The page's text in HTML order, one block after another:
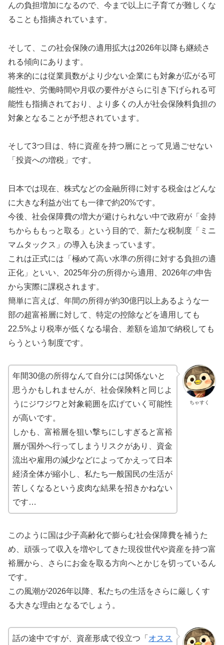
んの負担増加になるので、今まで以上に子育てが難しくな
ることも指摘されています。
そして、この社会保険の適用拡大は2026年以降も継続さ
れる傾向にあります。
将来的には従業員数がより少ない企業にも対象が広がる可
能性や、労働時間や月収の要件がさらに引き下げられる可
能性も指摘されており、より多くの人が社会保険料負担の
対象となることが予想されています。
そして3つ目は、特に資産を持つ層にとって見過ごせない
「投資への増税」です。
日本では現在、株式などの金融所得に対する税金はどんな
に大きな利益が出ても一律で約20%です。
今後、社会保障費の増大が避けられない中で政府が「金持
ちからももっと取る」という目的で、新たな税制度「ミニ
マムタックス」の導入も決まっています。
これは正式には「極めて高い水準の所得に対する負担の適
正化」といい、2025年分の所得から適用、2026年の申告
から実際に課税されます。
簡単に言えば、年間の所得が約30億円以上あるような一
部の超富裕層に対して、特定の控除などを適用しても
22.5%より税率が低くなる場合、差額を追加で納税しても
らうという制度です。
ちゃすく
年間30億の所得なんて自分には関係ないと
思うかもしれませんが、社会保険料と同じよ
うにジワジワと対象範囲を広げていく可能性
が高いです。
しかも、富裕層を狙い撃ちにしすぎると富裕
層が国外へ行ってしまうリスクがあり、資金
流出や雇用の減少などによってかえって日本
経済全体が縮小し、私たち一般国民の生活が
苦しくなるという皮肉な結果を招きかねない
です…
このように国は少子高齢化で膨らむ社会保障費を補うた
め、頑張って収入を増やしてきた現役世代や資産を持つ富
裕層から、さらにお金を取る方向へとかじを切っているん
です。
この風潮が2026年以降、私たちの生活をさらに厳しくす
る大きな理由となるでしょう。
話の途中ですが、資産形成で役立つ「 オスス